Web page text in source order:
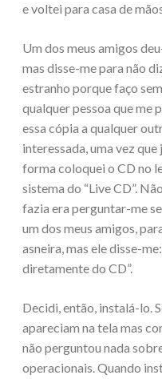
e voltei para casa de
Um dos meus amigos
mas disse-me para não
estranho porque faço
qualquer pessoa que me
essa cópia a qualquer
interessada, uma vez
forma coloquei o CD no
sistema do “Live CD”.
fazia era perguntar-me
um dos meus amigos,
asneira, mas ele disse-
diretamente do CD”.
Decidi, então, instalá-lo.
apareciam na tela mas
não perguntou nada
operacionais. Quando